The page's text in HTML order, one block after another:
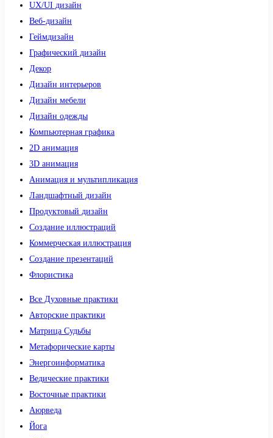
UX/UI дизайн
Веб-дизайн
Геймдизайн
Графический дизайн
Декор
Дизайн интерьеров
Дизайн мебели
Дизайн одежды
Компьютерная графика
2D анимация
3D анимация
Анимация и мультипликация
Ландшафтный дизайн
Продуктовый дизайн
Создание иллюстраций
Коммерческая иллюстрация
Создание презентаций
Флористика
Все Духовные практики
Авторские практики
Матрица Судьбы
Метафорические карты
Энергоинформатика
Ведические практики
Восточные практики
Аюрведа
Йога